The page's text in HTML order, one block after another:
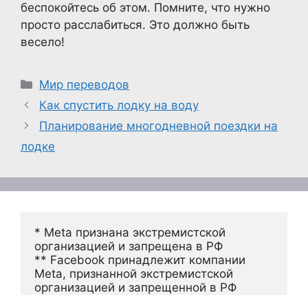
беспокойтесь об этом. Помните, что нужно
просто расслабиться. Это должно быть
весело!
Рубрики
Мир переводов
Как спустить лодку на воду
Планирование многодневной поездки на
лодке
* Meta признана экстремистской
организацией и запрещена в РФ
** Facebook принадлежит компании
Meta, признанной экстремистской
организацией и запрещенной в РФ